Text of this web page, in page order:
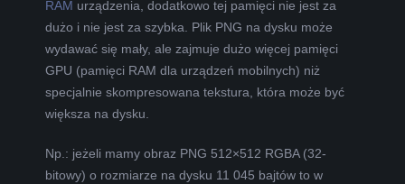
RAM urządzenia, dodatkowo tej pamięci nie jest za
dużo i nie jest za szybka. Plik PNG na dysku może
wydawać się mały, ale zajmuje dużo więcej pamięci
GPU (pamięci RAM dla urządzeń mobilnych) niż
specjalnie skompresowana tekstura, która może być
większa na dysku.
Np.: jeżeli mamy obraz PNG 512×512 RGBA (32-
bitowy) o rozmiarze na dysku 11 045 bajtów to w